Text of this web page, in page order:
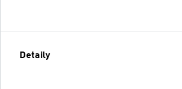
Detaily